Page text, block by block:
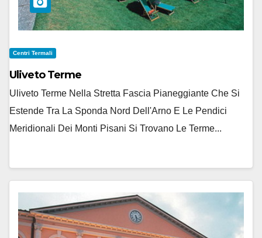
Centri Termali
Uliveto Terme
Uliveto Terme Nella Stretta Fascia Pianeggiante Che Si
Estende Tra La Sponda Nord Dell'Arno E Le Pendici
Meridionali Dei Monti Pisani Si Trovano Le Terme...